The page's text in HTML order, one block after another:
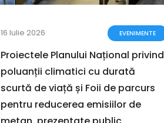
16 Iulie 2026 EVENIMENTE
Proiectele Planului Național privind
poluanții climatici cu durată
scurtă de viață și Foii de parcurs
pentru reducerea emisiilor de